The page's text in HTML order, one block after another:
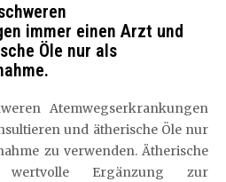
immer einen Arzt und
Öle nur als
Atemwegserkrankungen
und ätherische Öle nur
zu verwenden. Ätherische
Ergänzung zur